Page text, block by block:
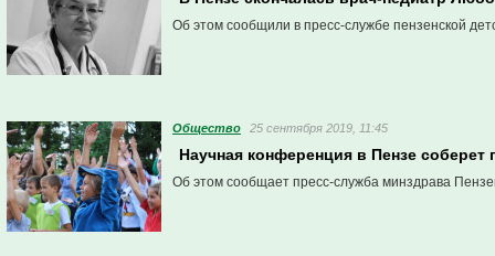
Об этом сообщили в пресс-службе пензенской
Общество 25 сентября 2019, 11:45
Научная конференция в Пензе соберет
Об этом сообщает пресс-служба минздрава